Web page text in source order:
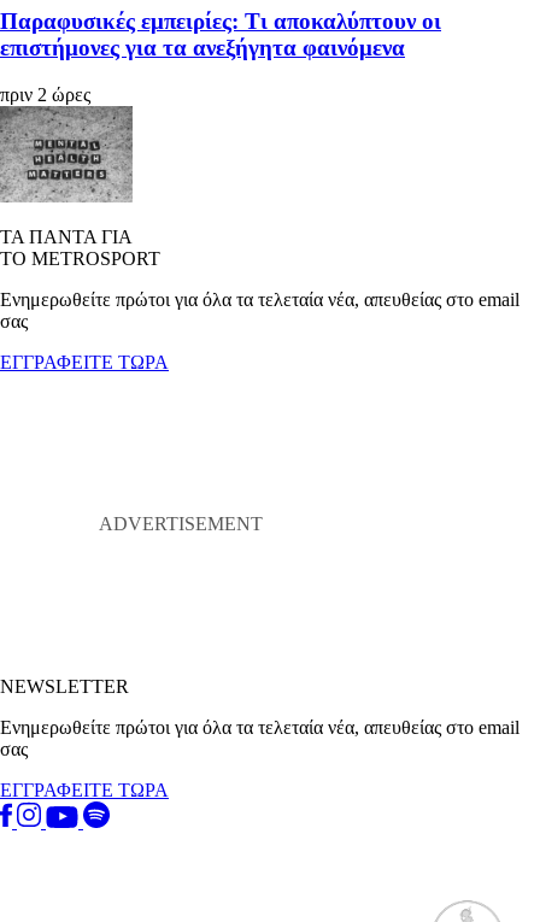
Παραφυσικές εμπειρίες: Τι αποκαλύπτουν οι
επιστήμονες για τα ανεξήγητα φαινόμενα
πριν 2 ώρες
ΤΑ ΠΑΝΤΑ ΓΙΑ
ΤΟ METROSPORT
Ενημερωθείτε πρώτοι για όλα τα τελεταία νέα, απευθείας στο email
σας
ΕΓΓΡΑΦΕΙΤΕ ΤΩΡΑ
NEWSLETTER
Ενημερωθείτε πρώτοι για όλα τα τελεταία νέα, απευθείας στο email
σας
ΕΓΓΡΑΦΕΙΤΕ ΤΩΡΑ